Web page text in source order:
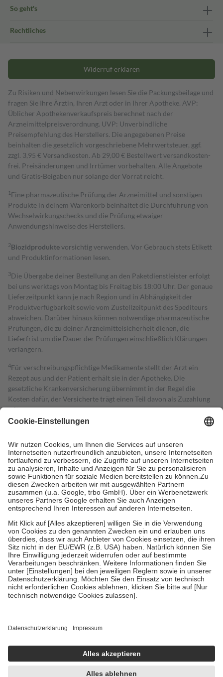
So geht's
Rechtliches
Widerruf erklären
Zu Risiken und Nebenwirkungen lesen Sie die Packungsbeilage und
fragen Sie Ihre Ärztin, Ihren Arzt oder in Ihrer Apotheke. AVP:
Üblicher Apothekenverkaufspreis berechnet nach der
Arzneimittelpreisverordnung. UVP: Unverbindliche
Preisempfehlung des Herstellers. Die angegebenen Preise
beinhalten die gesetzlich vorgeschriebene Mehrwertsteuer, ggf.
zzgl. 3,95 € Versandkosten. Ab 29,00 € Bestell­wert versand­kosten­
frei. Preisänderungen und Irrtümer vorbehalten. Alle Angebote
und Gratis-Beigaben nur solange der Vorrat reicht.
1 Eine pharmazeutische Prüfung der Arzneimittel und sonstigen
Produkte in deinem Warenkorb beinhaltet die Durchführung von
Wechselwirkungschecks und die Prüfung etwaiger
Anwendungshinweise des Herstellers.
2Biozidproduktevorsichtig verwenden. Vor Gebrauch stets Etikett
und Produktinformationen lesen.
3Die Übergabe deiner Bestellung an den Paketdienstleister erfolgt
bei uns werktags von Montag bis Freitag bis 18:00 Uhr. Der genaue
Lieferzeitpunkt kann je nach Region und in Abhängigkeit der
Produktverfügbarkeit sowie vom Zustellzeitpunkt des Spediteurs
abweichen. Darüber hinaus können notwendige pharmazeutische
Prüfungen, die zu deiner Arzneimittelsicherheit dienen, die
Lieferfrist um die Dauer der Prüfungen einschließlich Klärungen
verlängern.
4Für verschreibungspflichtige Medikamente stellt der Arzt ein
Rezept aus und der Patient erhält sie in der Apotheke. Die
gesetzliche Krankenversicherung übernimmt in der Regel die
Kosten dafür, der Versicherte trägt einen Teil davon als Zuzahlung
mit.
Grundsätzlich leisten Mitglieder Zuzahlungen in Höhe von zehn
höchstens zehn Euro.
Es sind jedoch nie mehr als die tatsächlichen
Kosten der Leistung zu entrichten.
Diese Regeln gelten grundsätzlich auch für Online-Apotheken.
Bei Heilmitteln und häuslicher Krankenpflege beträgt die
Zuzahlung zehn Prozent der Kosten sowie zehn Euro je
Verordnung.
Um das Engagement der Versicherten für ihre eigene Gesundheit zu
stärken und die besondere Stellung der Familie zu unterstützen,
fallenkeine Zuzahlungenan bei:
• Kindern und Jugendlichen bis zum vollendeten 18. Lebensjahr
mit Ausnahme der Fahrkosten
• Untersuchungen zur Vorsorge und Früherkennung, die von der
GKV getragen werden
• empfohlenen Schutzimpfungen
• Harn- und Blutteststreifen
getroffen, um sicherzustellen, dass es sich um echte Bewertungen
https://help.etrusted.com/hc/de/articles/4419944605341
Einige Bilder und Inhalte wurden unter Zuhilfenahme künstlicher